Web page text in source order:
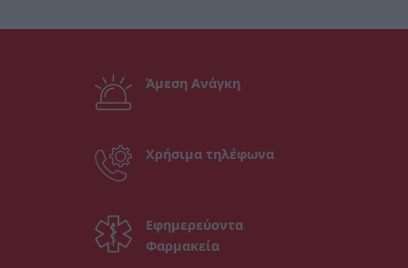
Άμεση Ανάγκη
Χρήσιμα τηλέφωνα
Εφημερεύοντα
Φαρμακεία